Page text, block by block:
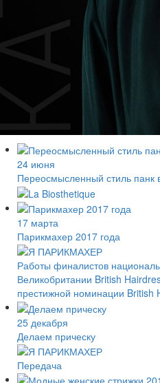
24 июня
Переосмысленный стиль панк
17 марта
Парикмахер 2017 года
Работы финалистов
Великобритании British
престижной номинации British
25 декабря
Делаем прическу
Передача